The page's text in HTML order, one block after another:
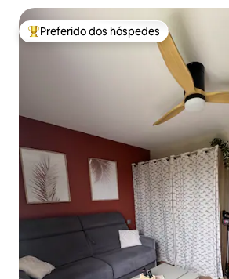
Entre os melhores preferidos dos
Preferido dos hóspedes